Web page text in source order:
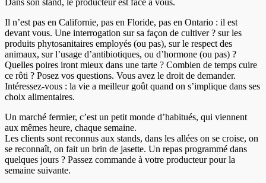
Il n’est pas en Californie, pas en Floride, pas en Ontario : il est
devant vous. Une interrogation sur sa façon de cultiver ? sur les
produits phytosanitaires employés (ou pas), sur le respect des
animaux, sur l’usage d’antibiotiques, ou d’hormone (ou pas) ?
Quelles poires iront mieux dans une tarte ? Combien de temps cuire
ce rôti ? Posez vos questions. Vous avez le droit de demander.
Intéressez-vous : la vie a meilleur goût quand on s’implique dans ses
choix alimentaires.
Un marché fermier, c’est un petit monde d’habitués, qui viennent
aux mêmes heure, chaque semaine.
Les clients sont reconnus aux stands, dans les allées on se croise, on
se reconnaît, on fait un brin de jasette. Un repas programmé dans
quelques jours ? Passez commande à votre producteur pour la
semaine suivante.